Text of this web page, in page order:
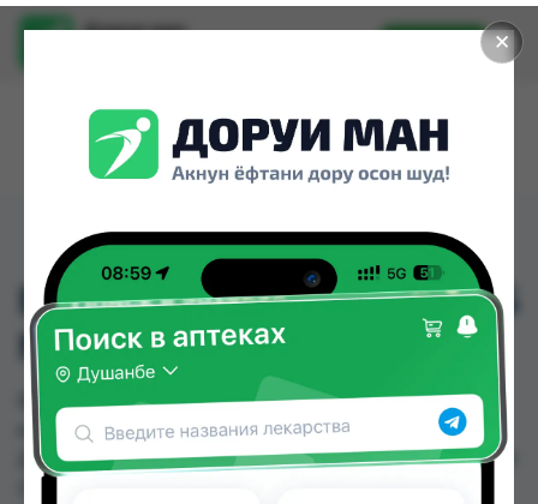
✕
Доруи ман
Установить
ВИТАБАЛАНС 2000 ТАБ
№90 (ВИТАМАКС)
ВИТАБАЛАНС 2000 ТАБ №90 (ВИТАМАКС)
можно купить или заказать в аптеках,
Дорухонаи "Гулчехр", Саховат (Гулбаҳор), Саховат